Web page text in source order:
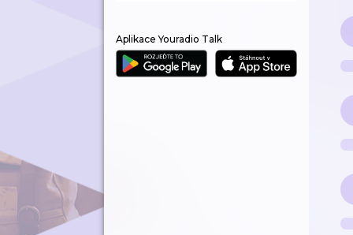
Aplikace Youradio Talk